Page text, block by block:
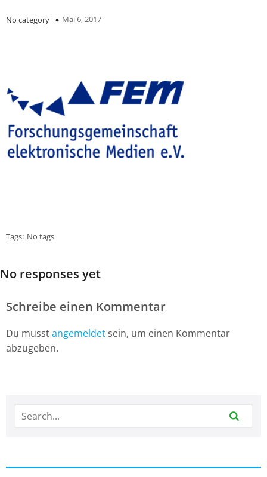
No category Mai 6, 2017
Tags: No tags
No responses yet
Schreibe einen Kommentar
Du musstangemeldet sein, um einen Kommentar
abzugeben.